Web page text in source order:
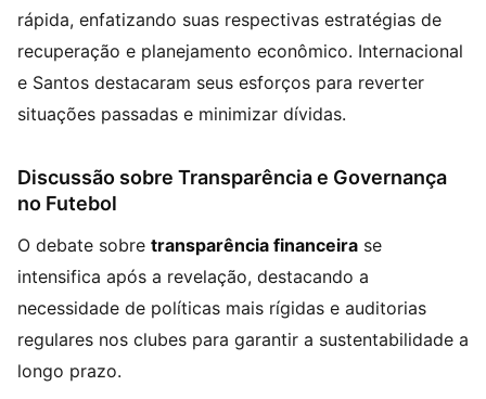
rápida, enfatizando suas respectivas estratégias de
recuperação e planejamento econômico. Internacional
e Santos destacaram seus esforços para reverter
situações passadas e minimizar dívidas.
Discussão sobre Transparência e Governança
no Futebol
O debate sobre transparência financeira se
intensifica após a revelação, destacando a
necessidade de políticas mais rígidas e auditorias
regulares nos clubes para garantir a sustentabilidade a
longo prazo.